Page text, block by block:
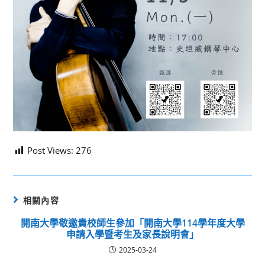
Post Views: 276
相關內容
開南大學敬邀貴校師生參加「開南大學114學年度大學
申請入學暨考生及家長說明會」
2025-03-24